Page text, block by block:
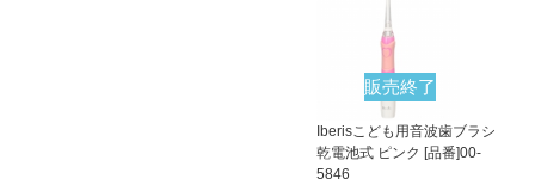
販売終了
Iberisこども用音波歯ブラシ
乾電池式 ピンク [品番]00-
5846